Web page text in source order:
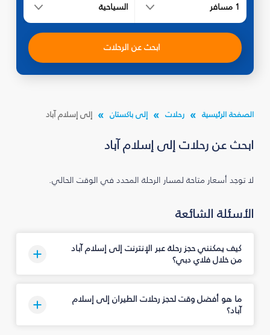
1 مسافر السياحية
ابحث عن الرحلات
الصفحة الرئيسية رحلات إلى باكستان إلى إسلام آباد
ابحث عن رحلات إلى إسلام آباد
لا توجد أسعار متاحة لمسار الرحلة المحدد في الوقت الحالي.
الأسئلة الشائعة
كيف يمكنني حجز رحلة عبر الإنترنت إلى إسلام آباد
من خلال فلاي دبي؟
ما هو أفضل وقت لحجز رحلات الطيران إلى إسلام
آباد؟